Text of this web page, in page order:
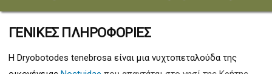
ΓΕΝΙΚΕΣ ΠΛΗΡΟΦΟΡΙΕΣ
Η Dryobotodes tenebrosa είναι μια νυχτοπεταλούδα της